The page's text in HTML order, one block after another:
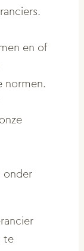
en of
normen.
onder
te